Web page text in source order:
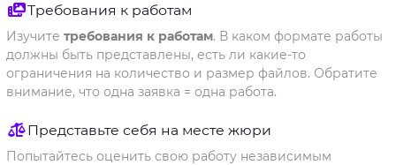
Требования к работам
Изучите требования к работам. В каком формате работы
должны быть представлены, есть ли какие-то
ограничения на количество и размер файлов. Обратите
внимание, что одна заявка = одна работа.
Представьте себя на месте жюри
Попытайтесь оценить свою работу независимым